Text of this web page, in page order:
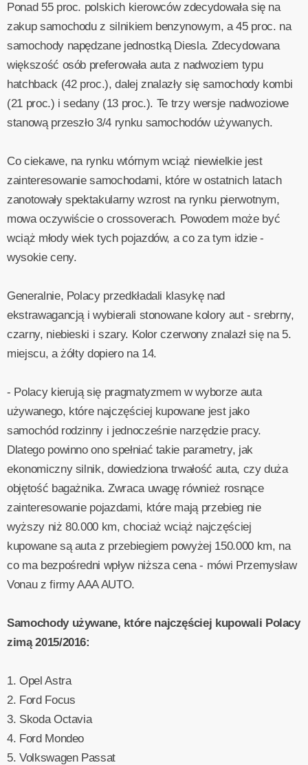
Ponad 55 proc. polskich kierowców zdecydowała się na
zakup samochodu z silnikiem benzynowym, a 45 proc. na
samochody napędzane jednostką Diesla. Zdecydowana
większość osób preferowała auta z nadwoziem typu
hatchback (42 proc.), dalej znalazły się samochody kombi
(21 proc.) i sedany (13 proc.). Te trzy wersje nadwoziowe
stanową przeszło 3/4 rynku samochodów używanych.
Co ciekawe, na rynku wtórnym wciąż niewielkie jest
zainteresowanie samochodami, które w ostatnich latach
zanotowały spektakularny wzrost na rynku pierwotnym,
mowa oczywiście o crossoverach. Powodem może być
wciąż młody wiek tych pojazdów, a co za tym idzie -
wysokie ceny.
Generalnie, Polacy przedkładali klasykę nad
ekstrawagancją i wybierali stonowane kolory aut - srebrny,
czarny, niebieski i szary. Kolor czerwony znalazł się na 5.
miejscu, a żółty dopiero na 14.
- Polacy kierują się pragmatyzmem w wyborze auta
używanego, które najczęściej kupowane jest jako
samochód rodzinny i jednocześnie narzędzie pracy.
Dlatego powinno ono spełniać takie parametry, jak
ekonomiczny silnik, dowiedziona trwałość auta, czy duża
objętość bagażnika. Zwraca uwagę również rosnące
zainteresowanie pojazdami, które mają przebieg nie
wyższy niż 80.000 km, chociaż wciąż najczęściej
kupowane są auta z przebiegiem powyżej 150.000 km, na
co ma bezpośredni wpływ niższa cena - mówi Przemysław
Vonau z firmy AAA AUTO.
Samochody używane, które najczęściej kupowali Polacy
zimą 2015/2016:
1. Opel Astra
2. Ford Focus
3. Skoda Octavia
4. Ford Mondeo
5. Volkswagen Passat